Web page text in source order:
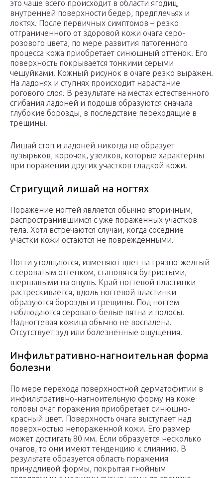
это чаще всего происходит в области ягодиц,
внутренней поверхности бедер, предплечьях и
локтях. После первичных симптомов – резко
отграниченного от здоровой кожи очага серо-
розового цвета, по мере развития патогенного
процесса кожа приобретает синюшный оттенок. Его
поверхность покрывается тонкими серыми
чешуйками. Кожный рисунок в очаге резко выражен.
На ладонях и ступнях происходит нарастание
рогового слоя. В результате на местах естественного
сгибания ладоней и подошв образуются сначала
глубокие борозды, в последствие переходящие в
трещины.
Лишай стоп и ладоней никогда не образует
пузырьков, корочек, узелков, которые характерны
при поражении других участков гладкой кожи.
Стригущий лишай на ногтях
Поражение ногтей является обычно вторичным,
распространившимся с уже пораженных участков
тела. Хотя встречаются случаи, когда соседние
участки кожи остаются не поврежденными.
Ногти утолщаются, изменяют цвет на грязно-желтый
с сероватым оттенком, становятся бугристыми,
шершавыми на ощупь. Край ногтевой пластинки
растрескивается, вдоль ногтевой пластинки
образуются борозды и трещины. Под ногтем
наблюдаются серовато-белые пятна и полосы.
Надногтевая кожица обычно не воспалена.
Отсутствует зуд или болезненные ощущения.
Инфильтративно-нагноительная форма
болезни
По мере перехода поверхностной дерматофитии в
инфильтративно-нагноительную форму на коже
головы очаг поражения приобретает синюшно-
красный цвет. Поверхность очага выступает над
поверхностью непораженной кожи. Его размер
может достигать 80 мм. Если образуется несколько
очагов, то они имеют тенденцию к слиянию. В
результате образуется область поражения
причудливой формы, покрытая гнойным